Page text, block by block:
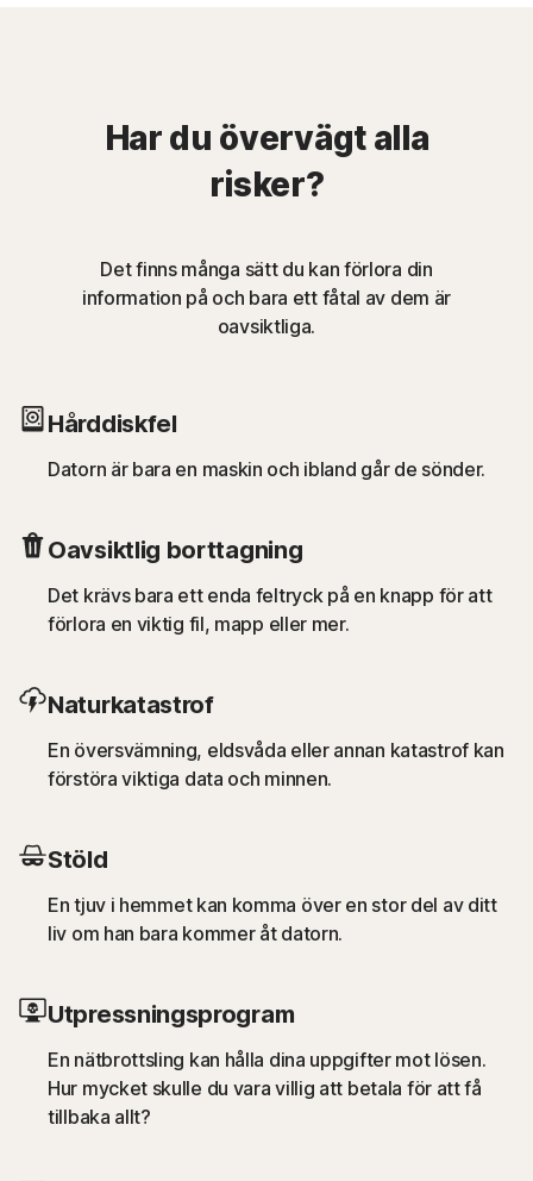
Har du övervägt alla
risker?
Det finns många sätt du kan förlora din
information på och bara ett fåtal av dem är
oavsiktliga.
Hårddiskfel
Datorn är bara en maskin och ibland går de sönder.
Oavsiktlig borttagning
Det krävs bara ett enda feltryck på en knapp för att
förlora en viktig fil, mapp eller mer.
Naturkatastrof
En översvämning, eldsvåda eller annan katastrof kan
förstöra viktiga data och minnen.
Stöld
En tjuv i hemmet kan komma över en stor del av ditt
liv om han bara kommer åt datorn.
Utpressningsprogram
En nätbrottsling kan hålla dina uppgifter mot lösen.
Hur mycket skulle du vara villig att betala för att få
tillbaka allt?